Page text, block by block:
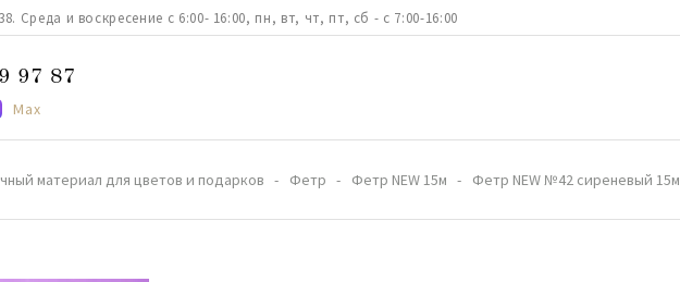
Среда и воскресение с 6:00- 16:00, пн, вт, чт, пт, сб - с 7:00-16:00
97 87
Max
материал для цветов и подарков Фетр Фетр NEW 15м Фетр NEW №42 сиреневый 15м